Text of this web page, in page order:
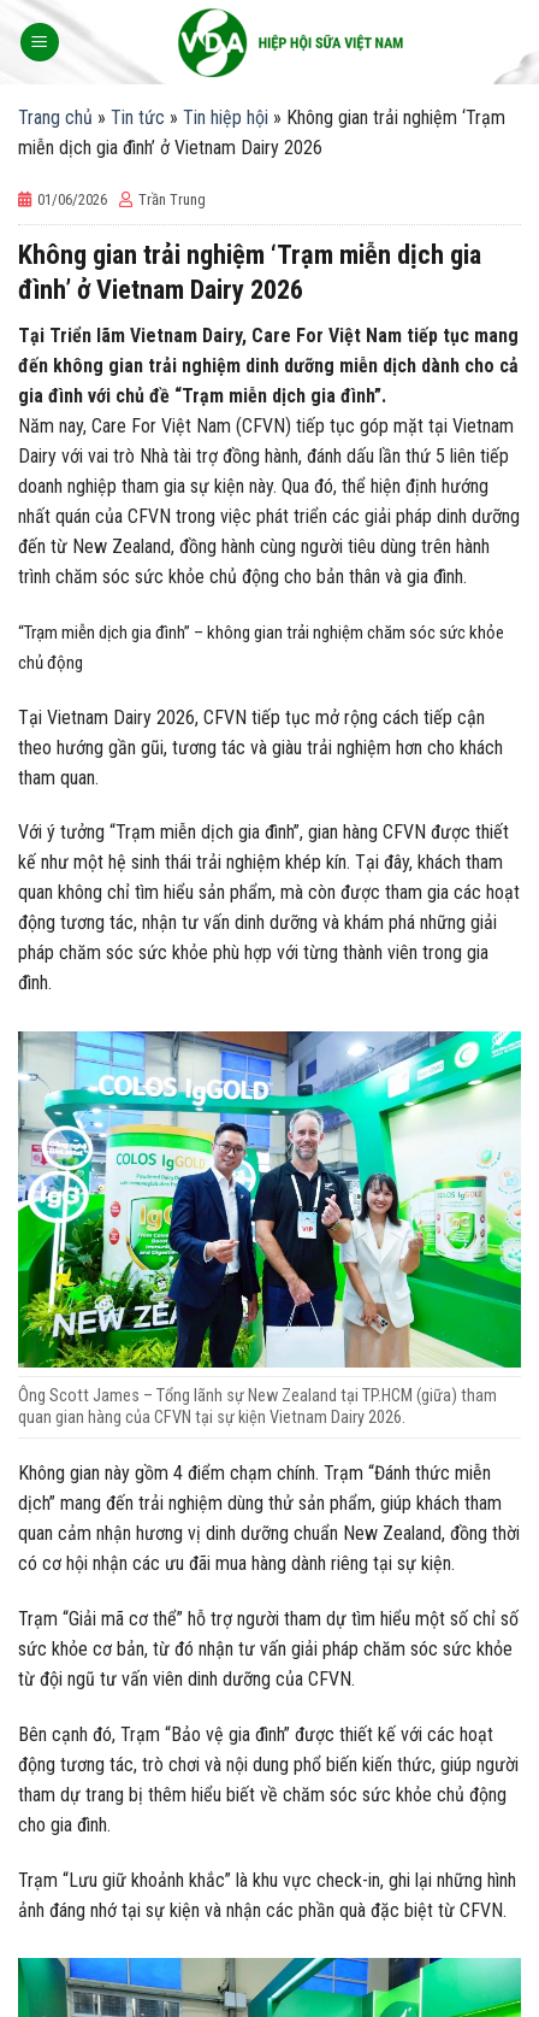
Trang chủ » Tin tức » Tin hiệp hội » Không gian trải nghiệm ‘Trạm
miễn dịch gia đình’ ở Vietnam Dairy 2026
01/06/2026 Trần Trung
Không gian trải nghiệm ‘Trạm miễn dịch gia
đình’ ở Vietnam Dairy 2026
Tại Triển lãm Vietnam Dairy, Care For Việt Nam tiếp tục mang
đến không gian trải nghiệm dinh dưỡng miễn dịch dành cho cả
gia đình với chủ đề “Trạm miễn dịch gia đình”.
Năm nay, Care For Việt Nam (CFVN) tiếp tục góp mặt tại Vietnam
Dairy với vai trò Nhà tài trợ đồng hành, đánh dấu lần thứ 5 liên tiếp
doanh nghiệp tham gia sự kiện này. Qua đó, thể hiện định hướng
nhất quán của CFVN trong việc phát triển các giải pháp dinh dưỡng
đến từ New Zealand, đồng hành cùng người tiêu dùng trên hành
trình chăm sóc sức khỏe chủ động cho bản thân và gia đình.
“Trạm miễn dịch gia đình” – không gian trải nghiệm chăm sóc sức khỏe
chủ động
Tại Vietnam Dairy 2026, CFVN tiếp tục mở rộng cách tiếp cận
theo hướng gần gũi, tương tác và giàu trải nghiệm hơn cho khách
tham quan.
Với ý tưởng “Trạm miễn dịch gia đình”, gian hàng CFVN được thiết
kế như một hệ sinh thái trải nghiệm khép kín. Tại đây, khách tham
quan không chỉ tìm hiểu sản phẩm, mà còn được tham gia các hoạt
động tương tác, nhận tư vấn dinh dưỡng và khám phá những giải
pháp chăm sóc sức khỏe phù hợp với từng thành viên trong gia
đình.
Ông Scott James – Tổng lãnh sự New Zealand tại TP.HCM (giữa) tham
quan gian hàng của CFVN tại sự kiện Vietnam Dairy 2026.
Không gian này gồm 4 điểm chạm chính. Trạm “Đánh thức miễn
dịch” mang đến trải nghiệm dùng thử sản phẩm, giúp khách tham
quan cảm nhận hương vị dinh dưỡng chuẩn New Zealand, đồng thời
có cơ hội nhận các ưu đãi mua hàng dành riêng tại sự kiện.
Trạm “Giải mã cơ thể” hỗ trợ người tham dự tìm hiểu một số chỉ số
sức khỏe cơ bản, từ đó nhận tư vấn giải pháp chăm sóc sức khỏe
từ đội ngũ tư vấn viên dinh dưỡng của CFVN.
Bên cạnh đó, Trạm “Bảo vệ gia đình” được thiết kế với các hoạt
động tương tác, trò chơi và nội dung phổ biến kiến thức, giúp người
tham dự trang bị thêm hiểu biết về chăm sóc sức khỏe chủ động
cho gia đình.
Trạm “Lưu giữ khoảnh khắc” là khu vực check-in, ghi lại những hình
ảnh đáng nhớ tại sự kiện và nhận các phần quà đặc biệt từ CFVN.